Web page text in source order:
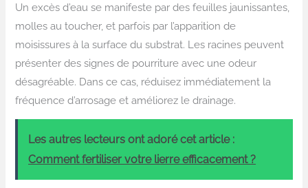
Un excès d’eau se manifeste par des feuilles jaunissantes,
molles au toucher, et parfois par l’apparition de
moisissures à la surface du substrat. Les racines peuvent
présenter des signes de pourriture avec une odeur
désagréable. Dans ce cas, réduisez immédiatement la
fréquence d’arrosage et améliorez le drainage.
Les autres lecteurs ont adoré cet article :
Comment fertiliser votre lierre efficacement ?